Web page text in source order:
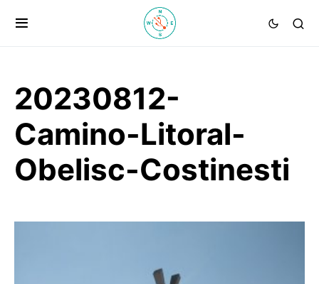
20230812-
Camino-Litoral-
Obelisc-Costinesti